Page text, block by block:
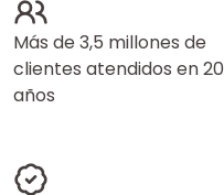
Más de 3,5 millones de
clientes atendidos en 20
años